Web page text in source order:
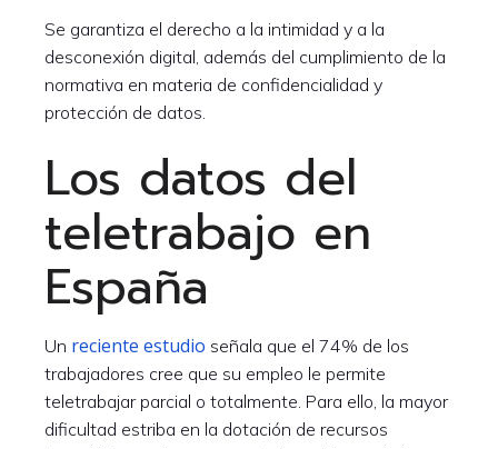
Se garantiza el derecho a la intimidad y a la
desconexión digital, además del cumplimiento de la
normativa en materia de confidencialidad y
protección de datos.
Los datos del
teletrabajo en
España
Un reciente estudio señala que el 74% de los
trabajadores cree que su empleo le permite
teletrabajar parcial o totalmente. Para ello, la mayor
dificultad estriba en la dotación de recursos